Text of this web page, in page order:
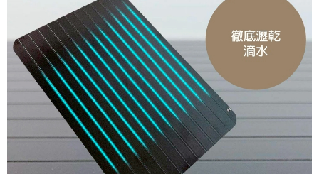
1.分期款項不併入電信帳單，「大哥付你分期」於每月結算日後寄送繳費提
醒簡訊。
2.透過簡訊連結打開帳單後，可選擇「超商條碼／台灣大直營門市／銀行轉
帳／街口支付／iPASS MONEY」等通路繳費。
【注意事項】
1.本服務係由「台灣大哥大股份有限公司」（以下簡稱本公司）所提供，讓
用戶於交易時，得透過本服務購買商品或服務，並由商店將買賣／分期付款
買賣價金債權讓與本公司後，依約使用本公司帳單繳交帳款。
2.基於同意付款使用「大哥付你分期」之契約關係目的，商店將以您的個人
資料（包含姓名、電話或地址）提供予台灣大哥大進項蒐集、處理及利用，
由本公司與您本人進行分期帳單所需資料之確認、核對及更正。
3.完整用戶服務條款，請詳閱以下連結：
https://oppay.tw/userRule
【「AFTEE先享後付」結帳流程】
１．於結帳方式選擇「AFTEE先享後付」後，將跳轉至「AFTEE先享後付」
結帳頁面，進行簡訊認證並確認金額後，即可完成結帳。
２．訂單成立數日內，您將收到繳費通知簡訊。
３．收到繳費通知簡訊後14天內，點擊此簡訊中的連結，可透過四大超商／
ATM／網路銀行／等多元方式進行付款，方視為交易完成。
※ 請注意：結帳手續完成當下不需立刻繳費，但若您需要取消訂單，請聯絡
購買商品的店家。未經商家同意取消之訂單仍視為有效，需透過AFTEE先享
後付繳納相關費用。
※ 交易是否成功請以「AFTEE先享後付 」之結帳頁面顯示為準，若有關於
是否繳費成功／繳費後需取消欲退款等相關疑問，請聯繫「AFTEE先享後付
客戶支援中心」https://netprotections.freshdesk.com/support/home
每筆NT$70，滿NT$1,000(含以上)免運費
付款後7-11取貨
每筆NT$70，滿NT$1,000(含以上)免運費
宅配
每筆NT$100，滿NT$1,200(含以上)免運費
京站台北店客服中心(1F星巴克旁) 即日起不提供京站紙袋，取件時
請自備購物袋，若需購買紙袋可現場詢問